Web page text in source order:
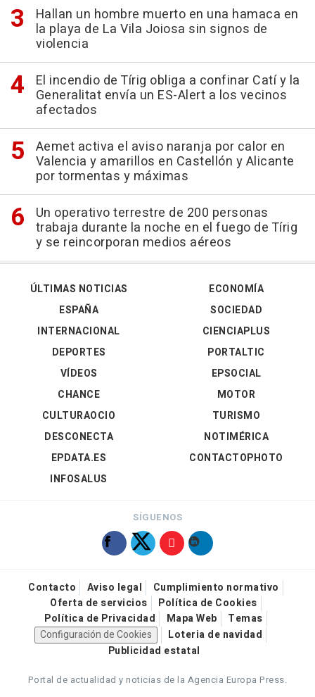
Hallan un hombre muerto en una hamaca en
la playa de La Vila Joiosa sin signos de
violencia
El incendio de Tírig obliga a confinar Catí y la
Generalitat envía un ES-Alert a los vecinos
afectados
Aemet activa el aviso naranja por calor en
Valencia y amarillos en Castellón y Alicante
por tormentas y máximas
Un operativo terrestre de 200 personas
trabaja durante la noche en el fuego de Tírig
y se reincorporan medios aéreos
ÚLTIMAS NOTICIAS
ESPAÑA
INTERNACIONAL
DEPORTES
VÍDEOS
ECONOMÍA
SOCIEDAD
CIENCIAPLUS
PORTALTIC
EPSOCIAL
CHANCE
CULTURAOCIO
DESCONECTA
EPDATA.ES
INFOSALUS
MOTOR
TURISMO
NOTIMÉRICA
CONTACTOPHOTO
SÍGUENOS
Contacto Aviso legal
Cumplimiento normativo
Oferta de servicios
Política de Cookies
Política de Privacidad
Mapa Web
Temas
Configuración de Cookies
Loteria de navidad
Publicidad estatal
Portal de actualidad y noticias de la Agencia Europa Press.